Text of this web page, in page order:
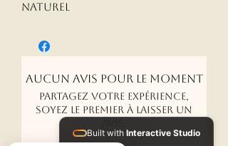
naturel
Aucun avis pour le moment
Partagez votre expérience,
soyez le premier à laisser un
Built with Interactive Studio